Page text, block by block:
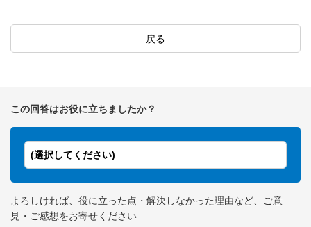
戻る
この回答はお役に立ちましたか？
(選択してください)
よろしければ、役に立った点・解決しなかった理由など、ご意
見・ご感想をお寄せください